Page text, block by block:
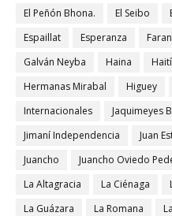
El Peñón Bhona.
El Seibo
Espaillat
Esperanza
Galván Neyba
Haina Haití
Hermanas Mirabal
Higuey
Internacionales
Jaquimeyes
Jimaní Independencia
Juan
Juancho
Juancho Oviedo
La Altagracia
La Ciénaga
La Guázara
La Romana